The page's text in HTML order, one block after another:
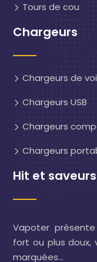
Tours de cou
Chargeurs
Chargeurs de
Chargeurs USB
Chargeurs
Chargeurs
Hit et saveurs
Vapoter
fort ou plus doux,
marquées…